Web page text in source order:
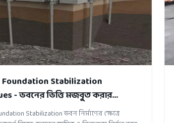
Stabilization
- ভবনের ভিত্তি মজবুত করার
Stabilization ভবন নির্মাণের ক্ষেত্রে